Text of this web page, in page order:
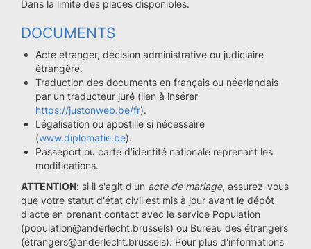
Dans la limite des places disponibles.
DOCUMENTS
Acte étranger, décision administrative ou judiciaire
étrangère.
Traduction des documents en français ou néerlandais
par un traducteur juré (lien à insérer
https://justonweb.be/fr).
Légalisation ou apostille si nécessaire
(www.diplomatie.be).
Passeport ou carte d’identité nationale reprenant les
modifications.
ATTENTION: si il s'agit d'un acte de mariage, assurez-vous
que votre statut d'état civil est mis à jour avant le dépôt
d'acte en prenant contact avec le service Population
(population@anderlecht.brussels) ou Bureau des étrangers
(étrangers@anderlecht.brussels). Pour plus d'informations